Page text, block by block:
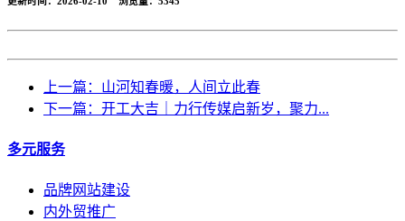
上一篇：山河知春暖，人间立此春
下一篇：开工大吉｜力行传媒启新岁，聚力...
多元服务
品牌网站建设
内外贸推广